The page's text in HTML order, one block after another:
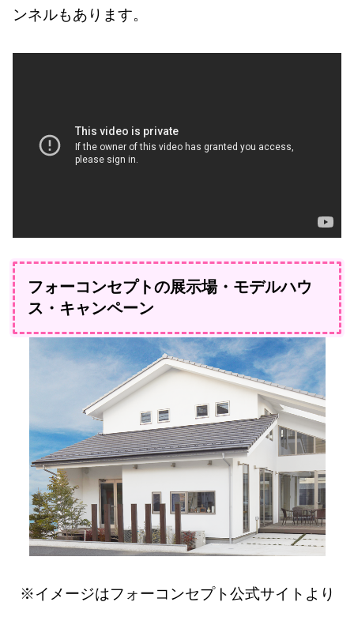
ンネルもあります。
フォーコンセプトの展示場・モデルハウ
ス・キャンペーン
※イメージはフォーコンセプト公式サイトより